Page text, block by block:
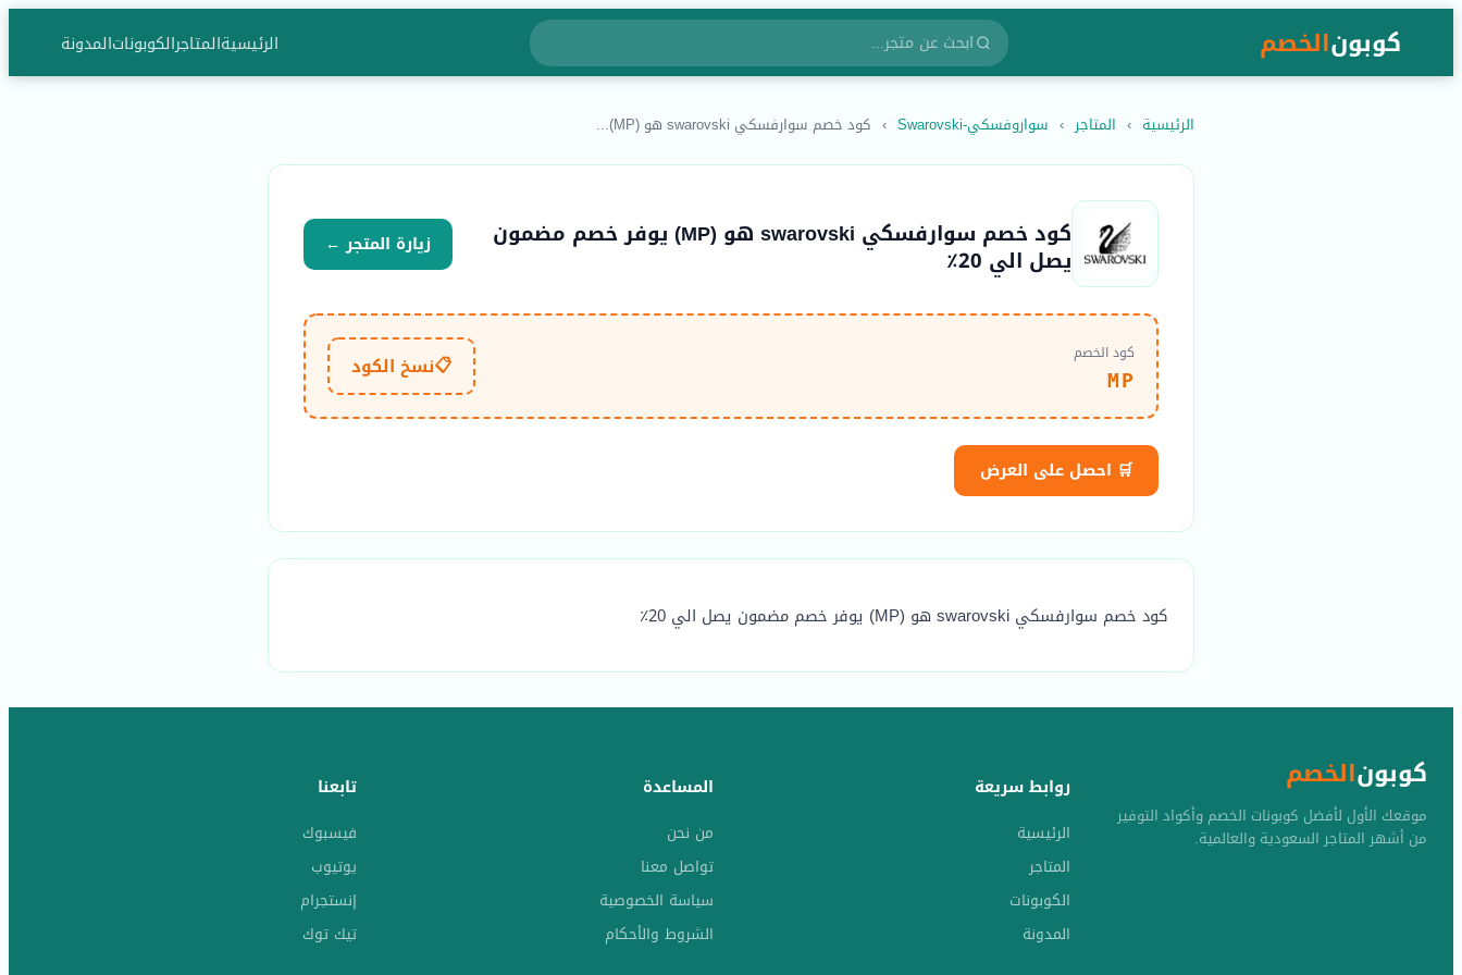
كوبونالخصم الرئيسيةالمتاجرالكوبوناتالمدونة
الرئيسية › المتاجر › سواروفسكي-Swarovski › كود خصم سوارفسكي swarovski هو (MP)...
كود خصم سوارفسكي swarovski هو (MP) يوفر خصم مضمون
يصل الي 20٪ زيارة المتجر ←
كود الخصم
MP
📋نسخ الكود
🛒 احصل على العرض
كود خصم سوارفسكي swarovski هو (MP) يوفر خصم مضمون يصل الي 20٪
كوبونالخصم
موقعك الأول لأفضل كوبونات الخصم وأكواد التوفير
من أشهر المتاجر السعودية والعالمية.
روابط سريعة
الرئيسية
المتاجر
الكوبونات
المدونة
المساعدة
من نحن
تواصل معنا
سياسة الخصوصية
الشروط والأحكام
تابعنا
فيسبوك
يوتيوب
إنستجرام
تيك توك